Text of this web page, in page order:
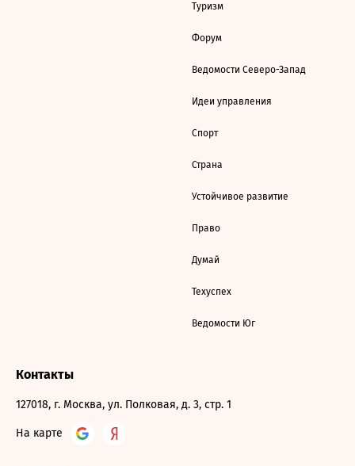
Туризм
Форум
Ведомости Северо-Запад
Идеи управления
Спорт
Страна
Устойчивое развитие
Право
Думай
Техуспех
Ведомости Юг
Контакты
127018, г. Москва, ул. Полковая, д. 3, стр. 1
На карте